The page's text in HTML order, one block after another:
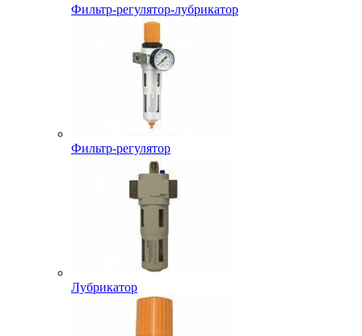
Фильтр-регулятор-лубрикатор
Фильтр-регулятор
Лубрикатор